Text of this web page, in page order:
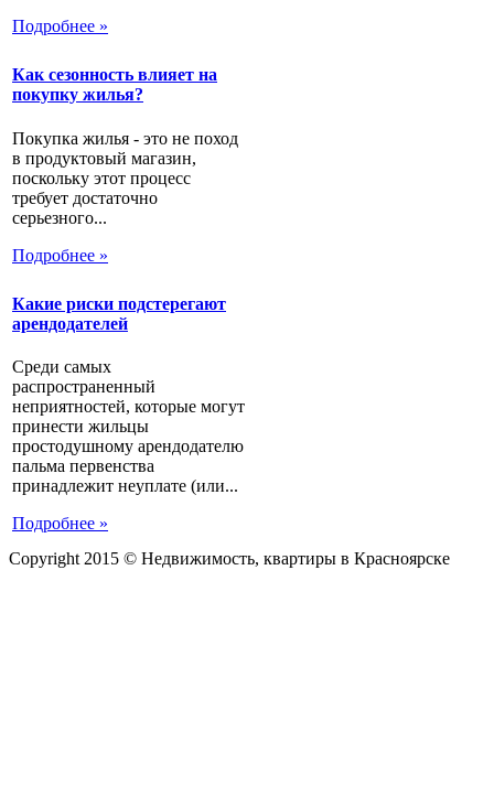
Подробнее »
Как сезонность влияет на
покупку жилья?
Покупка жилья - это не поход
в продуктовый магазин,
поскольку этот процесс
требует достаточно
серьезного...
Подробнее »
Какие риски подстерегают
арендодателей
Среди самых
распространенный
неприятностей, которые могут
принести жильцы
простодушному арендодателю
пальма первенства
принадлежит неуплате (или...
Подробнее »
Copyright 2015 © Недвижимость, квартиры в Красноярске